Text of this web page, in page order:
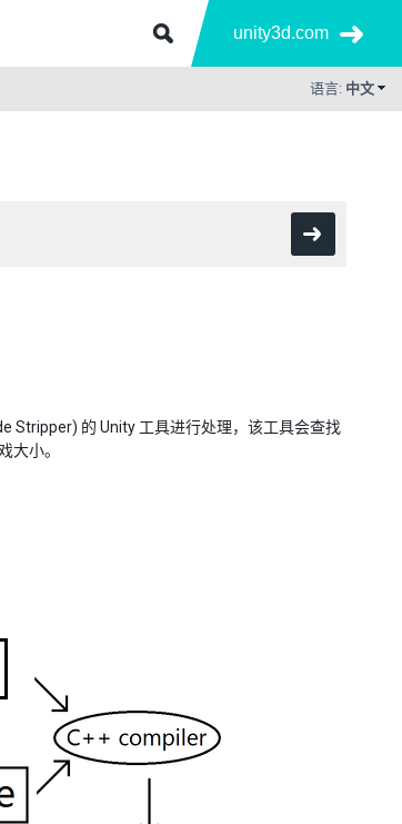
unity3d.com
语言: 中文
Stripper) 的 Unity 工具进行处理，该工具会查找
大小。